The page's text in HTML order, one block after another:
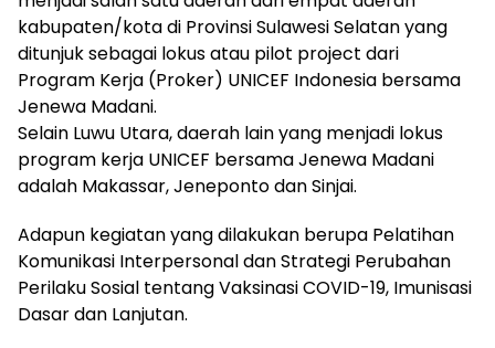
kabupaten/kota di Provinsi Sulawesi Selatan yang
ditunjuk sebagai lokus atau pilot project dari
Program Kerja (Proker) UNICEF Indonesia bersama
Jenewa Madani.
Selain Luwu Utara, daerah lain yang menjadi lokus
program kerja UNICEF bersama Jenewa Madani
adalah Makassar, Jeneponto dan Sinjai.
Adapun kegiatan yang dilakukan berupa Pelatihan
Komunikasi Interpersonal dan Strategi Perubahan
Perilaku Sosial tentang Vaksinasi COVID-19, Imunisasi
Dasar dan Lanjutan.